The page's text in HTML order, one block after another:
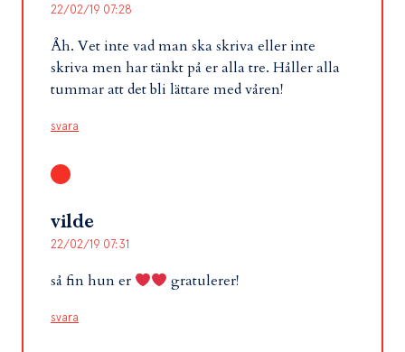
22/02/19 07:28
Åh. Vet inte vad man ska skriva eller inte
skriva men har tänkt på er alla tre. Håller alla
tummar att det bli lättare med våren!
svara
vilde
22/02/19 07:31
så fin hun er gratulerer!
svara